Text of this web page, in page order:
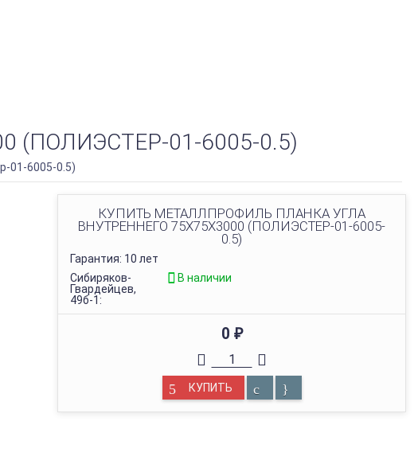
(ПОЛИЭСТЕР-01-6005-0.5)
01-6005-0.5)
КУПИТЬ МЕТАЛЛПРОФИЛЬ ПЛАНКА УГЛА
ВНУТРЕННЕГО 75Х75Х3000 (ПОЛИЭСТЕР-01-6005-
0.5)
Гарантия: 10 лет
Сибиряков-
Гвардейцев,
49б-1:
В наличии
0 ₽
КУПИТЬ